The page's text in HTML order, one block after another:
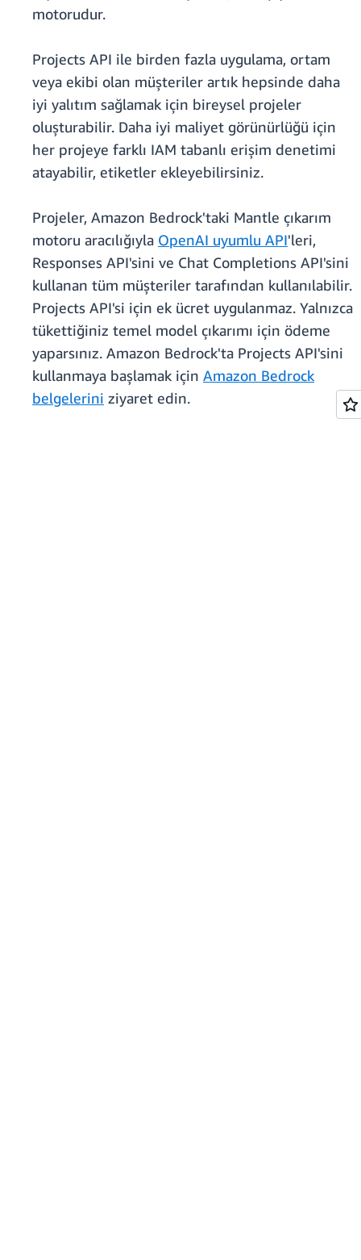
motorudur.
Projects API ile birden fazla uygulama, ortam
veya ekibi olan müşteriler artık hepsinde daha
iyi yalıtım sağlamak için bireysel projeler
oluşturabilir. Daha iyi maliyet görünürlüğü için
her projeye farklı IAM tabanlı erişim denetimi
atayabilir, etiketler ekleyebilirsiniz.
Projeler, Amazon Bedrock'taki Mantle çıkarım
motoru aracılığıyla OpenAI uyumlu API'leri,
Responses API'sini ve Chat Completions API'sini
kullanan tüm müşteriler tarafından kullanılabilir.
Projects API'si için ek ücret uygulanmaz. Yalnızca
tükettiğiniz temel model çıkarımı için ödeme
yaparsınız. Amazon Bedrock'ta Projects API'sini
kullanmaya başlamak için Amazon Bedrock
belgelerini ziyaret edin.